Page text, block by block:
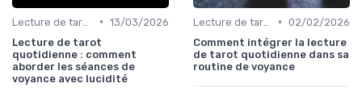
• 13/03/2026
Lecture de tarot
quotidienne : comment
aborder les séances de
voyance avec lucidité
• 02/02/2026
Comment intégrer la lecture
de tarot quotidienne dans sa
routine de voyance